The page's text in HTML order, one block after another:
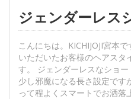
ジェンダーレス
こんにちは。KICHIJOJI宮本
いただいたお客様のヘアスタ
す。 ジェンダーレスなショ
少し邪魔になる長さ設定です
って程よくスマートでお洒落